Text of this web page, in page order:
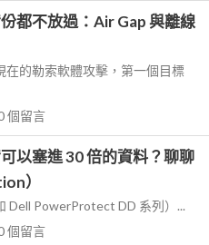
都不放過：Air Gap 與離線
的勒索軟體攻擊，第一個目標
個留言
以塞進 30 倍的資料？聊聊
）
Dell PowerProtect DD 系列）...
個留言